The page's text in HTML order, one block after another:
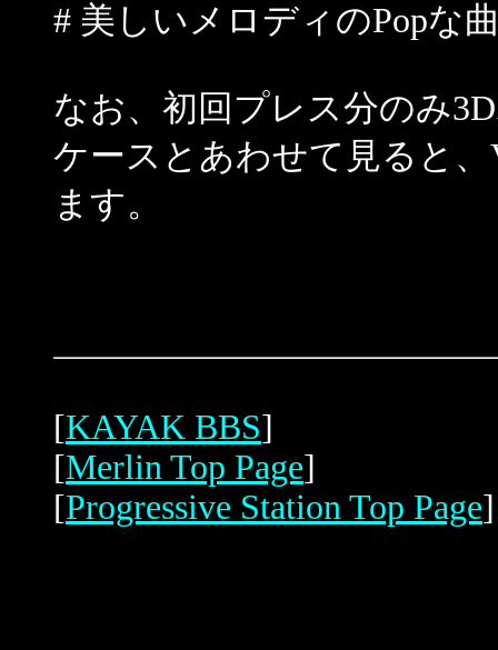
# 美しいメロディのPopな
なお、初回プレス分のみ
ケースとあわせて見ると、
ます。
[KAYAK BBS]
[Merlin Top Page]
[Progressive Station Top Page]